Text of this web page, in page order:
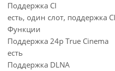
Поддержка CI
есть, один слот, поддержка
Функции
Поддержка 24p True Cinema
есть
Поддержка DLNA